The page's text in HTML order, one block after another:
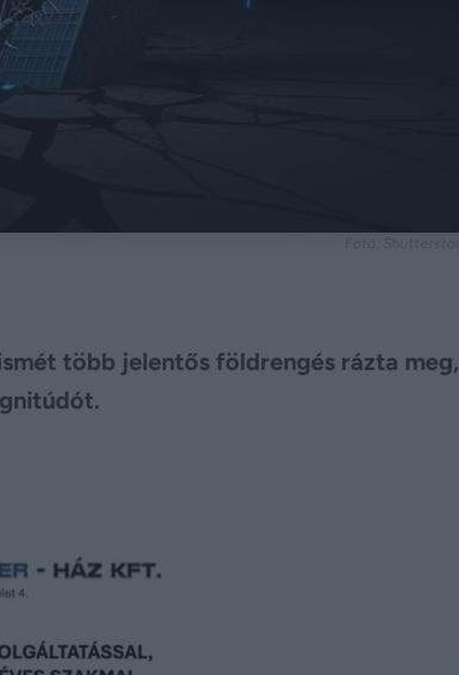
több jelentős földrengés rázta meg,